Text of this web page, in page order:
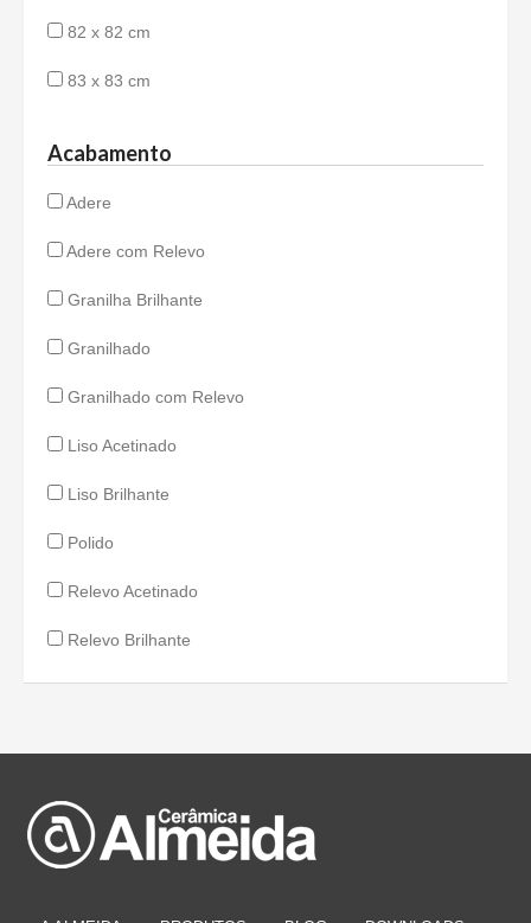
82 x 82 cm
83 x 83 cm
Acabamento
Adere
Adere com Relevo
Granilha Brilhante
Granilhado
Granilhado com Relevo
Liso Acetinado
Liso Brilhante
Polido
Relevo Acetinado
Relevo Brilhante